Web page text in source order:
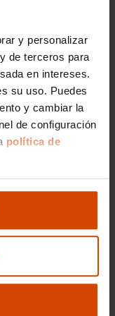
y personalizar
de terceros para
en intereses.
su uso. Puedes
y cambiar la
de configuración
política de
al
segunda
considerar el
su
del interior
y comprobar
evitar
rigurosas